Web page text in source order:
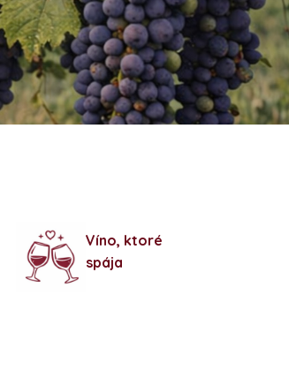
Víno, ktoré
spája